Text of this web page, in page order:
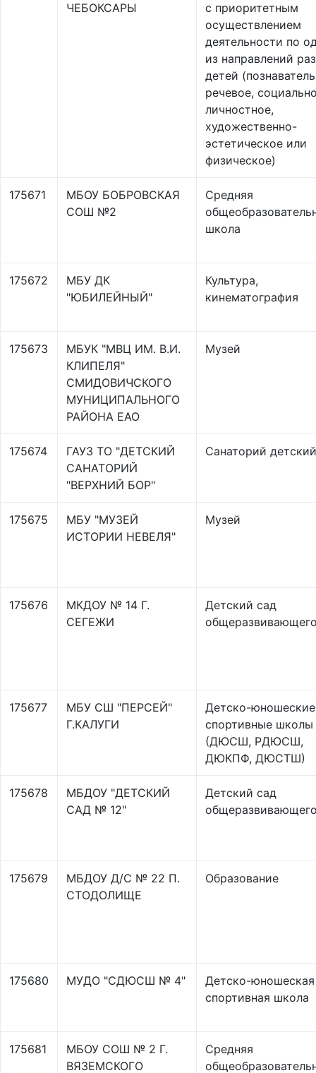
ЧЕБОКСАРЫ
с приоритетным
осуществлением
деятельности по
из направлений
детей
речевое,
личностное,
художественно-
эстетическое или
физическое)
175671
МБОУ БОБРОВСКАЯ
СОШ №2
Средняя
школа
175672
МБУ ДК
"ЮБИЛЕЙНЫЙ"
Культура,
кинематография
175673
МБУК "МВЦ ИМ. В.И.
КЛИПЕЛЯ"
СМИДОВИЧСКОГО
МУНИЦИПАЛЬНОГО
РАЙОНА ЕАО
Музей
175674
ГАУЗ ТО "ДЕТСКИЙ
САНАТОРИЙ
"ВЕРХНИЙ БОР"
Санаторий детский
175675
МБУ "МУЗЕЙ
ИСТОРИИ НЕВЕЛЯ"
Музей
175676
МКДОУ № 14 Г.
СЕГЕЖИ
Детский сад
175677
МБУ СШ "ПЕРСЕЙ"
Г.КАЛУГИ
Детско-юношеские
спортивные школы
(ДЮСШ, РДЮСШ,
ДЮКПФ, ДЮСТШ)
175678
МБДОУ "ДЕТСКИЙ
САД № 12"
Детский сад
175679
МБДОУ Д/С № 22 П.
СТОДОЛИЩЕ
Образование
175680 МУДО "СДЮСШ № 4"
Детско-юношеская
спортивная школа
175681
МБОУ СОШ № 2 Г.
ВЯЗЕМСКОГО
Средняя